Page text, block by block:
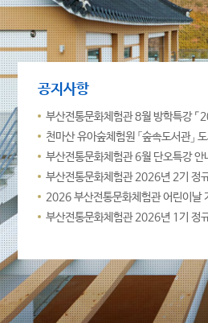
공지사항
부산전통문화체험관 8월 방학특강
영 안내
천마산 유아숲체험원 「숲속도서관」
부산전통문화체험관 6월 단오특강 안
부산전통문화체험관 2026년 2기 정
2026 부산전통문화체험관 어린이날
(Cheer-art)-!」운영 안내
부산전통문화체험관 2026년 1기 정